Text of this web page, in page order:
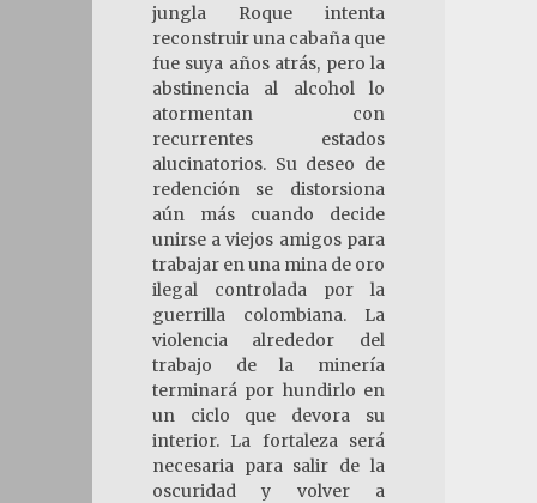
jungla Roque intenta
reconstruir una cabaña que
fue suya años atrás, pero la
abstinencia al alcohol lo
atormentan con
recurrentes estados
alucinatorios. Su deseo de
redención se distorsiona
aún más cuando decide
unirse a viejos amigos para
trabajar en una mina de oro
ilegal controlada por la
guerrilla colombiana. La
violencia alrededor del
trabajo de la minería
terminará por hundirlo en
un ciclo que devora su
interior. La fortaleza será
necesaria para salir de la
oscuridad y volver a